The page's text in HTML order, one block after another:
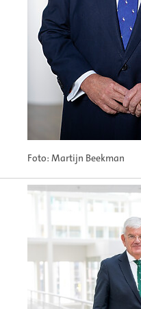
Foto: Martijn Beekman